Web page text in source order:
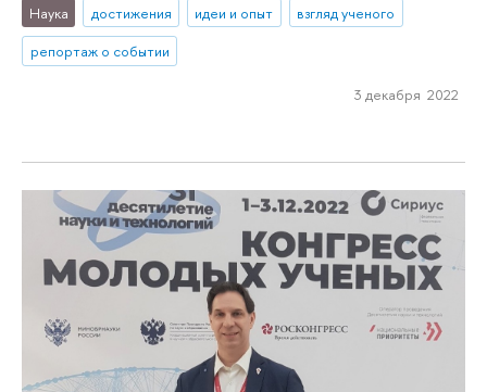
Наука достижения идеи и опыт
взгляд ученого
репортаж о событии
3 декабря 2022